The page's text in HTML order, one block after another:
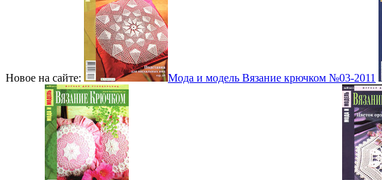
Новое на сайте: Мода и модель Вязание крючком №03-2011